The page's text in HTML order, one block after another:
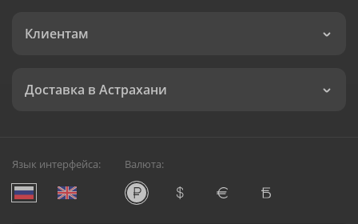
Клиентам
Доставка в Астрахани
Язык интерфейса: Валюта: